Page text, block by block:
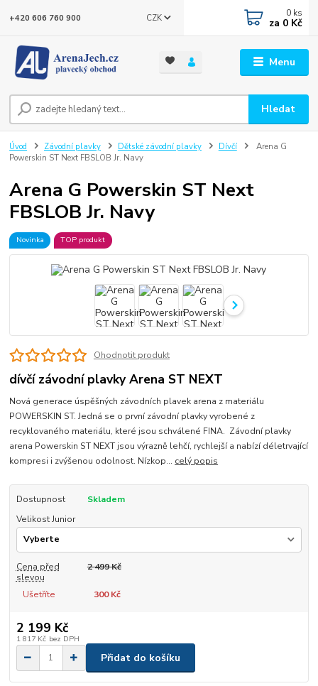
Menu
CZK
Hledat
+420 606 760 900 0 ks
za 0 Kč
Úvod Závodní plavky Dětské závodní plavky Dívčí
Arena G
Powerskin ST Next FBSLOB Jr. Navy
Arena G Powerskin ST Next
FBSLOB Jr. Navy
Novinka TOP produkt
Ohodnotit produkt
dívčí závodní plavky Arena ST NEXT
Nová generace úspěšných závodních plavek arena z materiálu
POWERSKIN ST. Jedná se o první závodní plavky vyrobené z
recyklovaného materiálu, které jsou schválené FINA. Závodní plavky
arena Powerskin ST NEXT jsou výrazně lehčí, rychlejší a nabízí déletrvající
kompresi i zvýšenou odolnost. Nízkop... celý popis
Dostupnost
Skladem
Velikost Junior
Cena před
slevou
2 499 Kč
Ušetříte 300 Kč
2 199 Kč
1 817 Kč bez DPH
Přidat do košíku